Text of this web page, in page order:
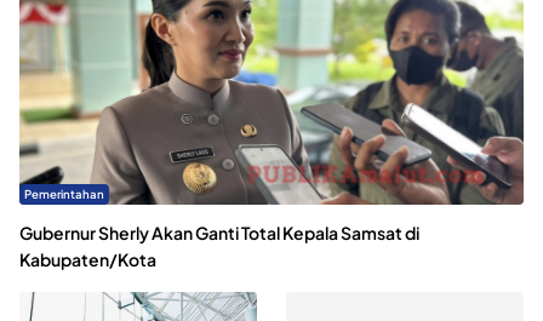
Pemerintahan
Gubernur Sherly Akan Ganti Total Kepala Samsat di
Kabupaten/Kota